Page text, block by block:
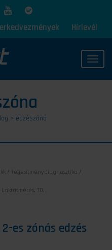
Hírlevél
> edzészóna
/ Teljesítménydiagnosztika /
Laktátmérés, TD ,
es zónás edzés